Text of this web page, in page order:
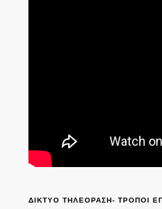
ΔΙΚΤΥΟ ΤΗΛΕΟΡΑΣΗ- ΤΡΟΠΟΙ